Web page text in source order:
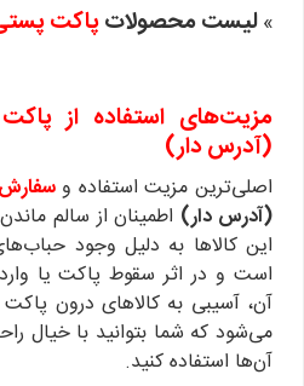
»لیست محصولاتپاکت
مزیت‌های استفاده از
(آدرس‌ دار)
اصلی‌ترین مزیت استفاده و
(آدرس‌ دار) اطمینان از سالم
این کالاها به دلیل وجود
است و در اثر سقوط پاکت یا
آن، آسیبی به کالاهای درون
می‌شود که شما بتوانید با خیال
آن‌ها استفاده کنید.